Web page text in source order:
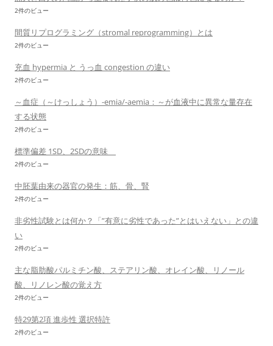
2件のビュー
間質リプログラミング（stromal reprogramming）とは
2件のビュー
充血 hypermia と うっ血 congestion の違い
2件のビュー
～血症（～けっしょう）-emia/-aemia：～が血液中に異常な量存在
する状態
2件のビュー
標準偏差 1SD、2SDの意味
2件のビュー
中胚葉由来の器官の発生：筋、骨、腎
2件のビュー
非劣性試験とは何か？「”有意に劣性であった”とはいえない」との違
い
2件のビュー
主な脂肪酸パルミチン酸、ステアリン酸、オレイン酸、リノール
酸、リノレン酸の覚え方
2件のビュー
特29第2項 進歩性 選択特許
2件のビュー